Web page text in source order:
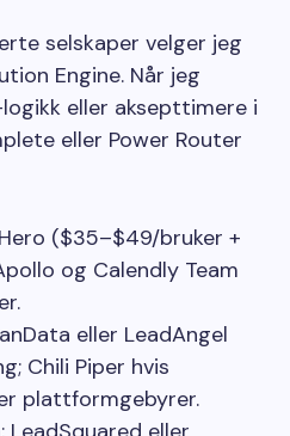
selskaper velger jeg
Engine. Når jeg
eller aksepttimere i
eller Power Router
($35–$49/bruker +
og Calendly Team
eller LeadAngel
Chili Piper hvis
plattformgebyrer.